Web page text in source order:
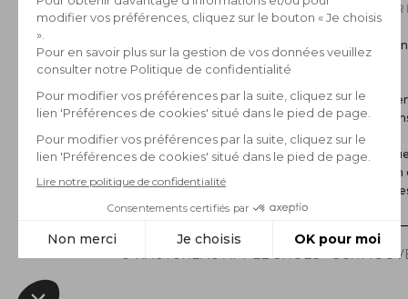
NOTRE CATALOGUE
Collection Homme
Collection Femme
Livraison
FAQ
© RAUTUREAU APPLE SHOES -